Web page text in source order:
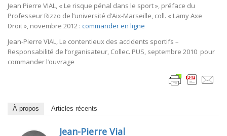
Jean Pierre VIAL, « Le risque pénal dans le sport », préface du
Professeur Rizzo de l’université d’Aix-Marseille, coll. « Lamy Axe
Droit », novembre 2012 : commander en ligne
Jean-Pierre VIAL, Le contentieux des accidents sportifs –
Responsabilité de l’organisateur, Collec. PUS, septembre 2010 pour
commander l’ouvrage
À propos Articles récents
Jean-Pierre Vial